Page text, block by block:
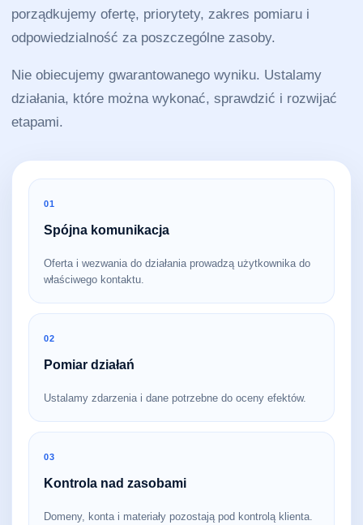
porządkujemy ofertę, priorytety, zakres pomiaru i
odpowiedzialność za poszczególne zasoby.
Nie obiecujemy gwarantowanego wyniku. Ustalamy
działania, które można wykonać, sprawdzić i rozwijać
etapami.
01
Spójna komunikacja
Oferta i wezwania do działania prowadzą użytkownika do
właściwego kontaktu.
02
Pomiar działań
Ustalamy zdarzenia i dane potrzebne do oceny efektów.
03
Kontrola nad zasobami
Domeny, konta i materiały pozostają pod kontrolą klienta.